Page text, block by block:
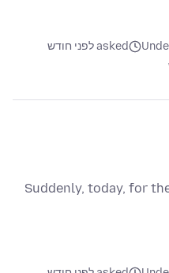
asked לפני חודש
Suddenly, today, for